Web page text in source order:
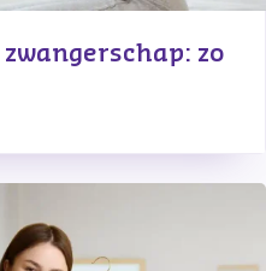
zo